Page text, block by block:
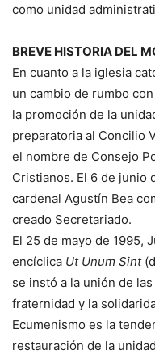
como unidad
BREVE HISTORIA DEL
En cuanto a la iglesia
un cambio de rumbo
la promoción de la
preparatoria al Concilio
el nombre de Consejo
Cristianos. El 6 de junio
cardenal Agustín Bea
creado Secretariado.
El 25 de mayo de 1995,
encíclica Ut Unum Sint
se instó a la unión de
fraternidad y la
Ecumenismo es la
restauración de la